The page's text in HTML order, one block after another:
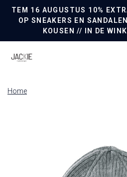
TEM 16 AUGUSTUS 10%
OP SNEAKERS EN
KOUSEN // IN DE
Home